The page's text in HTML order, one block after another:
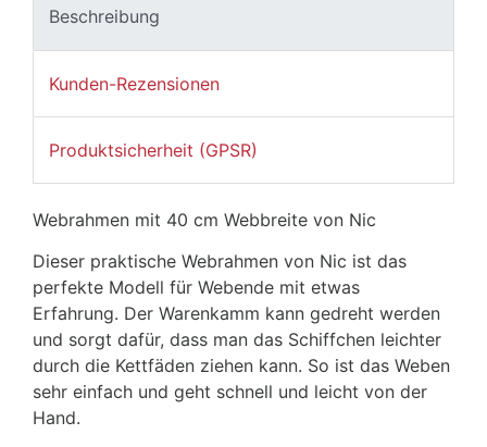
Beschreibung
Kunden-Rezensionen
Produktsicherheit (GPSR)
Webrahmen mit 40 cm Webbreite von Nic
Dieser praktische Webrahmen von Nic ist das
perfekte Modell für Webende mit etwas
Erfahrung. Der Warenkamm kann gedreht werden
und sorgt dafür, dass man das Schiffchen leichter
durch die Kettfäden ziehen kann. So ist das Weben
sehr einfach und geht schnell und leicht von der
Hand.